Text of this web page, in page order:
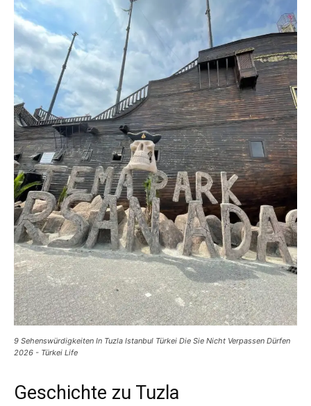
9 Sehenswürdigkeiten In Tuzla Istanbul Türkei Die Sie Nicht Verpassen Dürfen
2026 - Türkei Life
Geschichte zu Tuzla